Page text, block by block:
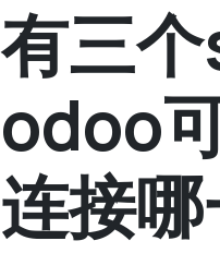
有三
odoo
连接